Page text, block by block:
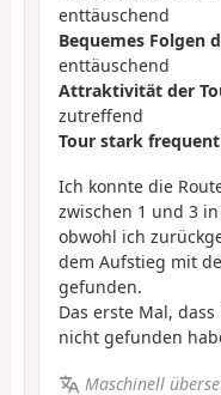
enttäuschend
Bequemes Folgen
enttäuschend
Attraktivität der
zutreffend
Tour stark
Ich konnte die
zwischen 1 und 3
obwohl ich
dem Aufstieg mit
gefunden.
Das erste Mal,
nicht gefunden
Maschinell